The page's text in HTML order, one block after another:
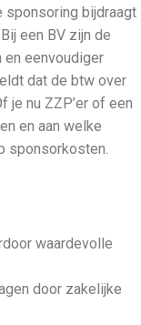
sponsoring bijdraagt
een BV zijn de
eenvoudiger
dat de btw over
nu ZZP’er of een
en aan welke
sponsorkosten.
waardevolle
door zakelijke